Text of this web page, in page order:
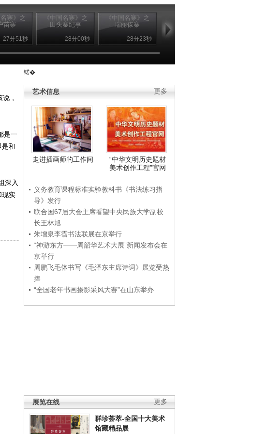
名寨》之
苗寨
27分51秒
《中国名寨》之
田头寨纪事
28分00秒
《中国名寨》之
瑞丽傣寨
28分23秒
锘�
更多
艺术信息
走进插画师的工作间
“中华文明历史题材
美术创作工程”官网
义务教育课程标准实验教科书《书法练习指
导》发行
联合国67届大会主席看望中央民族大学副校
长王林旭
朱增泉李霑书法联展在京举行
“神游东方——周韶华艺术大展”新闻发布会在
京举行
周鹏飞毛体书写《毛泽东主席诗词》展览受热
捧
“全国老年书画摄影采风大赛”在山东举办
更多
展览在线
群珍荟萃-全国十大美术
馆藏精品展
，
是一
是和
深入
现实